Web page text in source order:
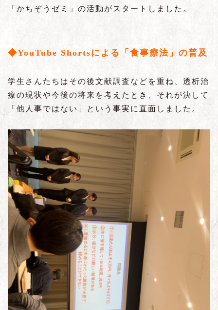
「かちぞうゼミ」の活動がスタートしました。
◆YouTube Shortsによる「食事療法」の普及
学生さんたちはその後文献調査などを重ね、透析治
療の現状や今後の将来を考えたとき、それが決して
「他人事ではない」という事実に直面しました。